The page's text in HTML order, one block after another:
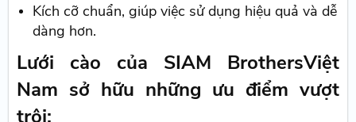
Kích cỡ chuẩn, giúp việc sử dụng hiệu quả và dễ
dàng hơn.
Lưới cào của SIAM BrothersViệt
Nam sở hữu những ưu điểm vượt
trội: